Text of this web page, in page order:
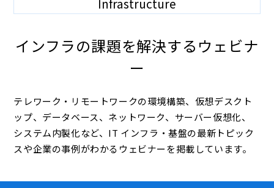
Infrastructure
インフラの課題を解決するウェビナ
ー
テレワーク・リモートワークの環境構築、仮想デスクト
ップ、データベース、ネットワーク、サーバー仮想化、
システム内製化など、IT インフラ・基盤の最新トピック
スや企業の事例がわかるウェビナーを掲載しています。